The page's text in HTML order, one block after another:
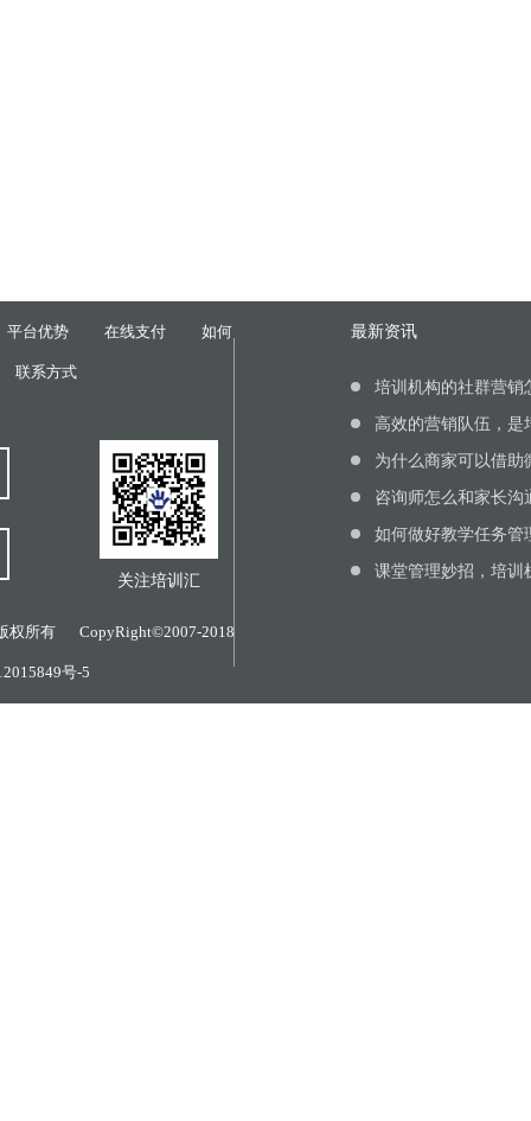
平台优势 在线支付 如何
联系方式
关注培训汇
权所有 CopyRight©2007-2018
号-5
最新资讯
培训机构的社群营销
高效的营销队伍，是
为什么商家可以借助
咨询师怎么和家长沟
如何做好教学任务管
课堂管理妙招，培训